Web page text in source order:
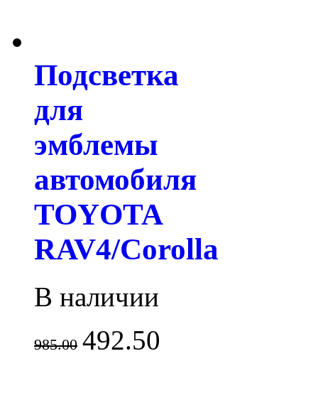
Подсветка
для
эмблемы
автомобиля
TOYOTA
RAV4/Corolla
В наличии
985.00 492.50